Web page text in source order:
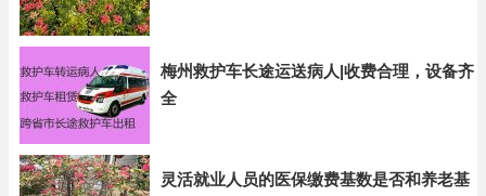
梅州救护车长途运送病人|收费合理，设备齐
全
灵活就业人员的医保缴费基数是否和养老基